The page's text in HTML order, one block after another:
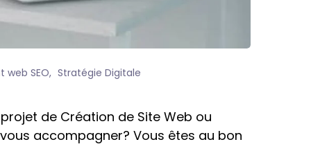
web SEO Stratégie Digitale
de Création de Site Web ou
accompagner? Vous êtes au bon